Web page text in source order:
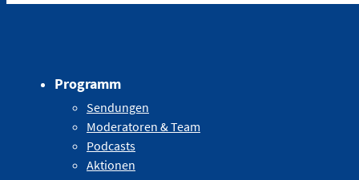
Programm
Sendungen
Moderatoren & Team
Podcasts
Aktionen